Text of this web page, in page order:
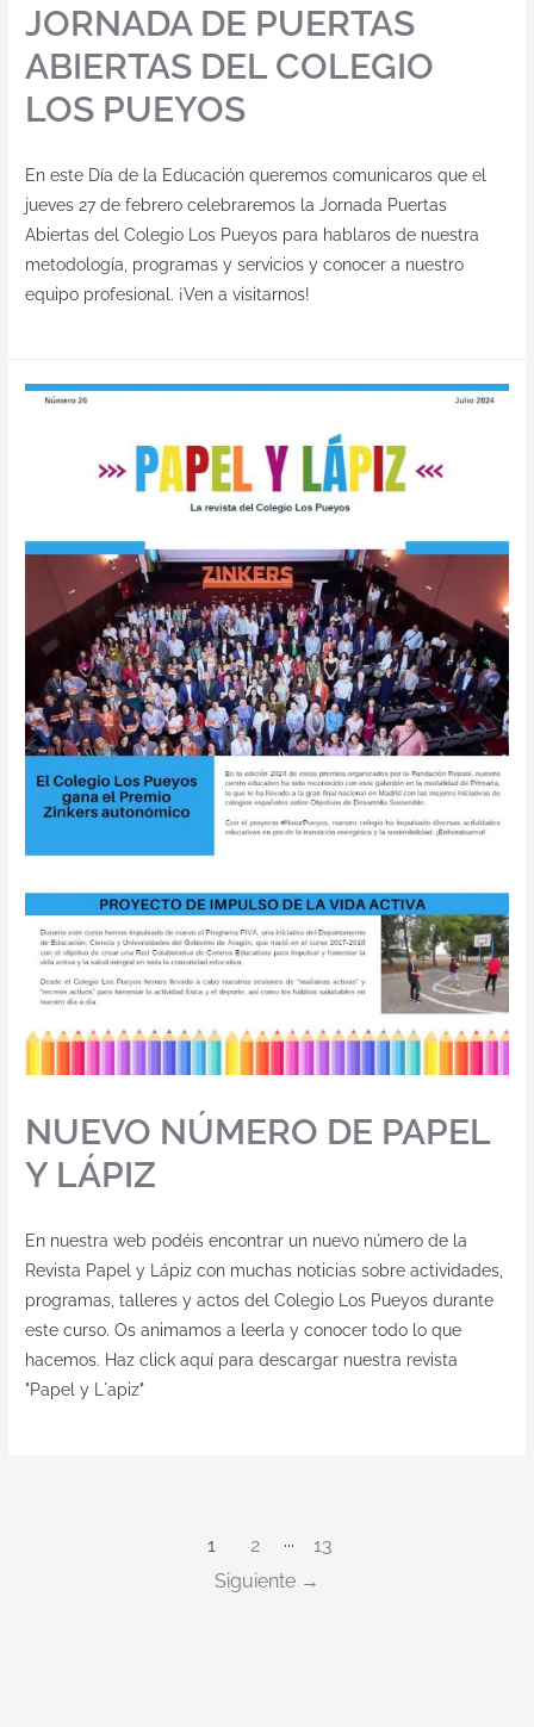
JORNADA DE PUERTAS
ABIERTAS DEL COLEGIO
LOS PUEYOS
En este Día de la Educación queremos comunicaros que el
jueves 27 de febrero celebraremos la Jornada Puertas
Abiertas del Colegio Los Pueyos para hablaros de nuestra
metodología, programas y servicios y conocer a nuestro
equipo profesional. ¡Ven a visitarnos!
NUEVO NÚMERO DE PAPEL
Y LÁPIZ
En nuestra web podéis encontrar un nuevo número de la
Revista Papel y Lápiz con muchas noticias sobre actividades,
programas, talleres y actos del Colegio Los Pueyos durante
este curso. Os animamos a leerla y conocer todo lo que
hacemos. Haz click aquí para descargar nuestra revista
"Papel y L´apiz"
1 2 ···
13
Siguiente